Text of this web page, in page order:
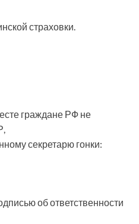
страховки.
граждане РФ не
секретарю гонки:
об ответственности